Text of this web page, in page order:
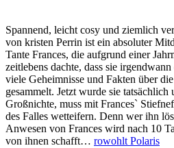
Spannend, leicht cosy und ziemlich
von kristen Perrin ist ein absoluter
Tante Frances, die aufgrund einer
zeitlebens dachte, dass sie
viele Geheimnisse und Fakten über
gesammelt. Jetzt wurde sie
Großnichte, muss mit Frances`
des Falles wetteifern. Denn wer ihn
Anwesen von Frances wird nach 10
von ihnen schafft… rowohlt Polaris